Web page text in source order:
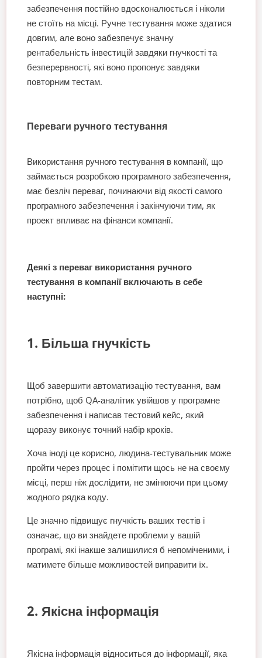
забезпечення постійно вдосконалюється і ніколи
не стоїть на місці. Ручне тестування може здатися
довгим, але воно забезпечує значну
рентабельність інвестицій завдяки гнучкості та
безперервності, які воно пропонує завдяки
повторним тестам.
Переваги ручного тестування
Використання ручного тестування в компанії, що
займається розробкою програмного забезпечення,
має безліч переваг, починаючи від якості самого
програмного забезпечення і закінчуючи тим, як
проект впливає на фінанси компанії.
Деякі з переваг використання ручного
тестування в компанії включають в себе
наступні:
1. Більша гнучкість
Щоб завершити автоматизацію тестування, вам
потрібно, щоб QA-аналітик увійшов у програмне
забезпечення і написав тестовий кейс, який
щоразу виконує точний набір кроків.
Хоча іноді це корисно, людина-тестувальник може
пройти через процес і помітити щось не на своєму
місці, перш ніж дослідити, не змінюючи при цьому
жодного рядка коду.
Це значно підвищує гнучкість ваших тестів і
означає, що ви знайдете проблеми у вашій
програмі, які інакше залишилися б непоміченими, і
матимете більше можливостей виправити їх.
2. Якісна інформація
Якісна інформація відноситься до інформації, яка